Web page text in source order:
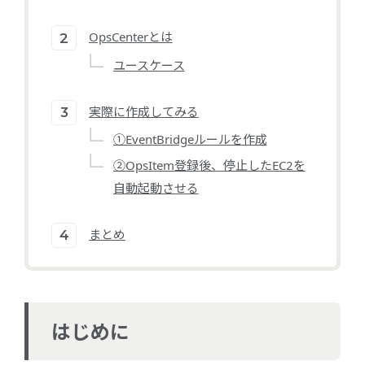
OpsCenterとは
ユースケース
実際に作成してみる
①EventBridgeルールを作成
②OpsItem登録後、停止したEC2を
自動起動させる
まとめ
はじめに